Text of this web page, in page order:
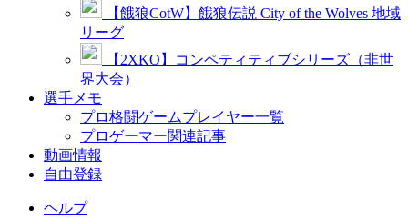
【餓狼CotW】餓狼伝説 City of the Wolves 地域
リーグ
【2XKO】コンペティティブシリーズ（非世
界大会）
選手メモ
プロ格闘ゲームプレイヤー一覧
プロゲーマー関連記事
動画情報
自由登録
ヘルプ